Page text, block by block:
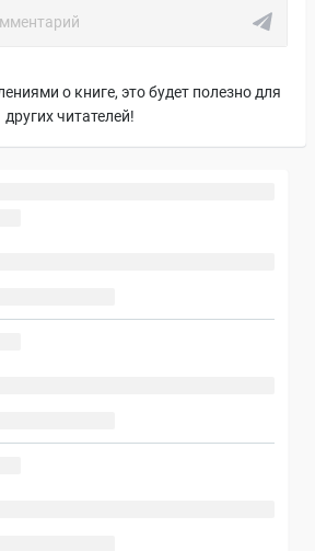
о книге, это будет полезно для
других читателей!